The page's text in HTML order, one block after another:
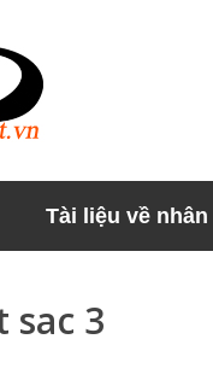
Tài liệu về
sac 3